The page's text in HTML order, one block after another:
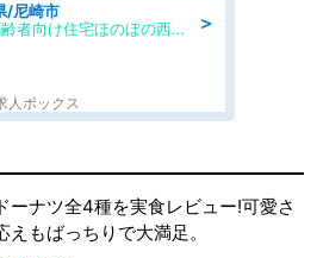
＞
/尼崎市
サービス付き高齢者向け住宅ほのぼの西難波弐番館
人ボックス
ーナツ全4種を実食レビュー!可愛さ
えもばっちりで大満足。